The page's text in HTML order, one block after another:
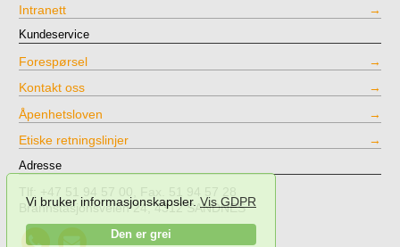
Vi bruker informasjonskapsler.Vis GDPR
Den er grei
Intranett
Kundeservice
Forespørsel
Kontakt oss
Åpenhetsloven
Etiske retningslinjer
Adresse
Tlf: +47 51 94 57 00, Fax. 51 94 57 28
Brannstasjonsveien 24, 4312 SANDNES
Send